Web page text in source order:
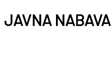
JAVNA NABAVA